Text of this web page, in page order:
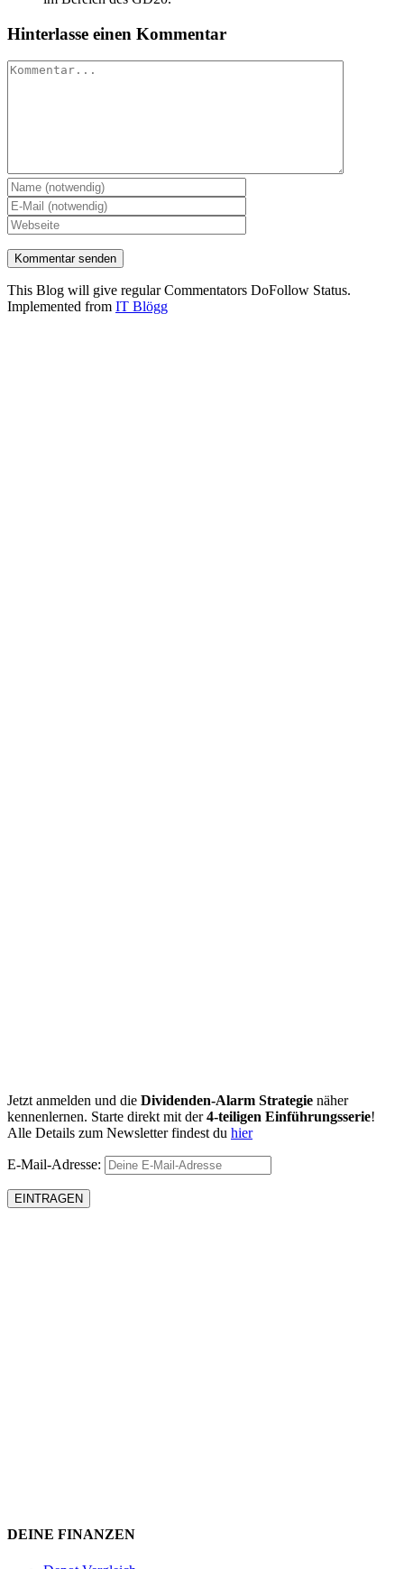
Hinterlasse einen Kommentar
Kommentar
This Blog will give regular Commentators DoFollow Status.
Implemented from IT Blögg
Jetzt anmelden und die Dividenden-Alarm Strategie näher
kennenlernen. Starte direkt mit der4-teiligen Einführungsserie!
Alle Details zum Newsletter findest du hier
E-Mail-Adresse:
DEINE FINANZEN